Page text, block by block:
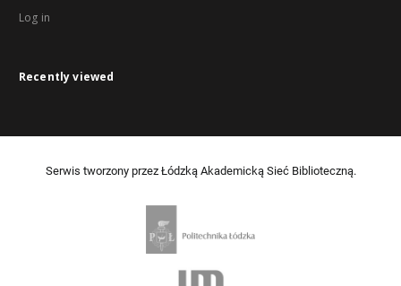
Log in
Recently viewed
Serwis tworzony przez Łódzką Akademicką Sieć Biblioteczną.